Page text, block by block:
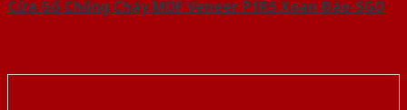
Cửa Gỗ Chống Cháy MDF Veneer P1R5 Xoan Đào-SGD